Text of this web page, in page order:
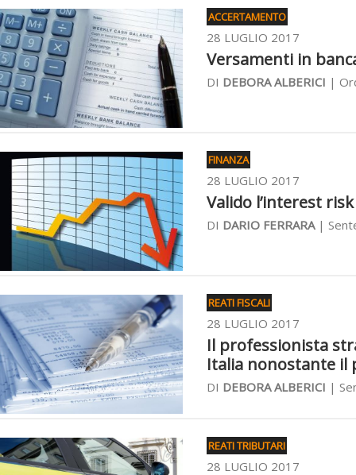
ACCERTAMENTO
28 LUGLIO 2017
Versamenti in
DI DEBORA ALBERICI |
FINANZA
28 LUGLIO 2017
Valido l’interest
DI DARIO FERRARA|
REATI FISCALI
28 LUGLIO 2017
Il professionista
Italia nonostante il
DI DEBORA ALBERICI |
REATI TRIBUTARI
28 LUGLIO 2017